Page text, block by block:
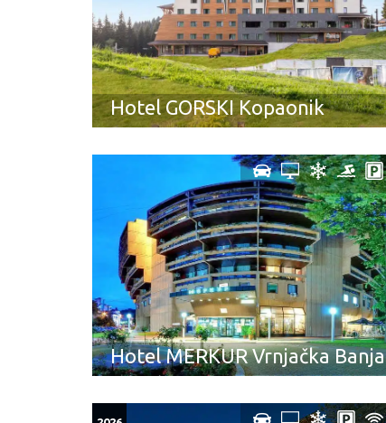
Hotel GORSKI Kopaonik
Hotel MERKUR Vrnjačka Banja